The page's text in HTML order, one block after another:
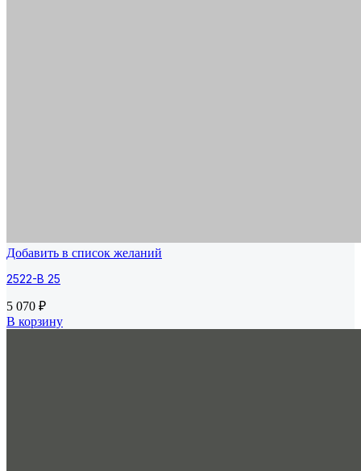
Добавить в список желаний
2522-B 25
5 070 ₽
В корзину